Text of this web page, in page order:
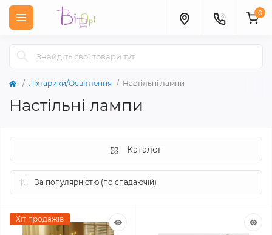
0
Ліхтарики/Освітлення Настільні лампи
Настільні лампи
Каталог
Хіт продажів